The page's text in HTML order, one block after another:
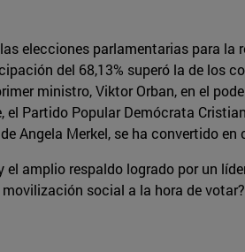
elecciones parlamentarias para
del 68,13% superó la de los
ministro, Viktor Orban, en el
el Partido Popular Demócrata
Angela Merkel, se ha convertido
amplio respaldo logrado por un
social a la hora de